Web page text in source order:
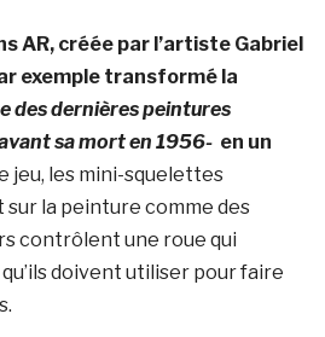
AR, créée par l’artiste Gabriel
exemple transformé la
des dernières peintures
sa mort en 1956- en un
jeu, les mini-squelettes
la peinture comme des
contrôlent une roue qui
doivent utiliser pour faire